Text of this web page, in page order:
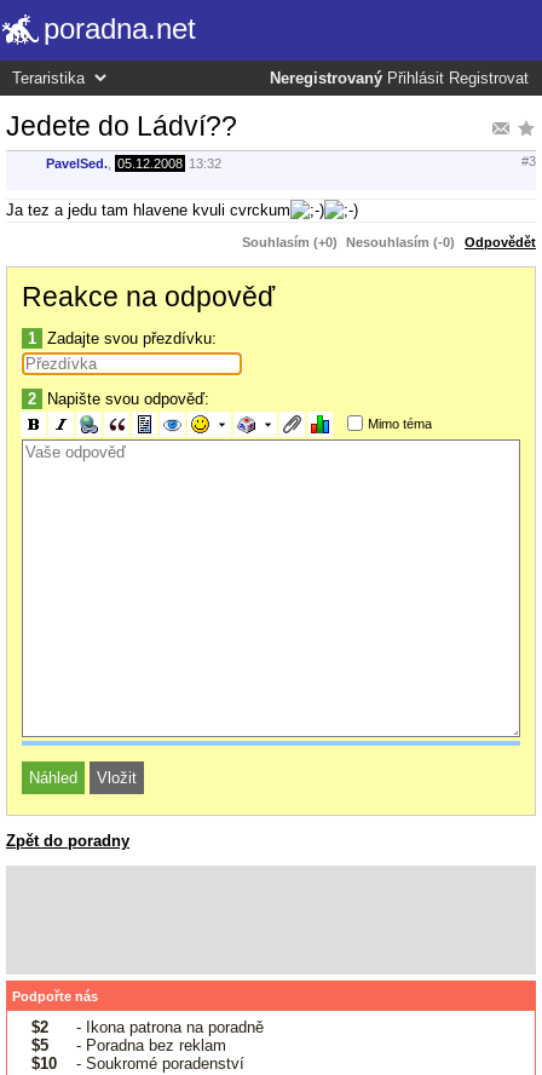
poradna.net
Neregistrovaný Přihlásit Registrovat
Jedete do Ládví??
PavelSed. 05.12.2008 13:32 #3
Ja tez a jedu tam hlavene kvuli cvrckum
Souhlasím (+0) Nesouhlasím (-0) Odpovědět
Reakce na odpověď
1 Zadajte svou přezdívku:
2 Napište svou odpověď:
Mimo téma
Zpět do poradny
Podpořte nás
$2
- Ikona patrona na poradně
$5
- Poradna bez reklam
$10
- Soukromé poradenství